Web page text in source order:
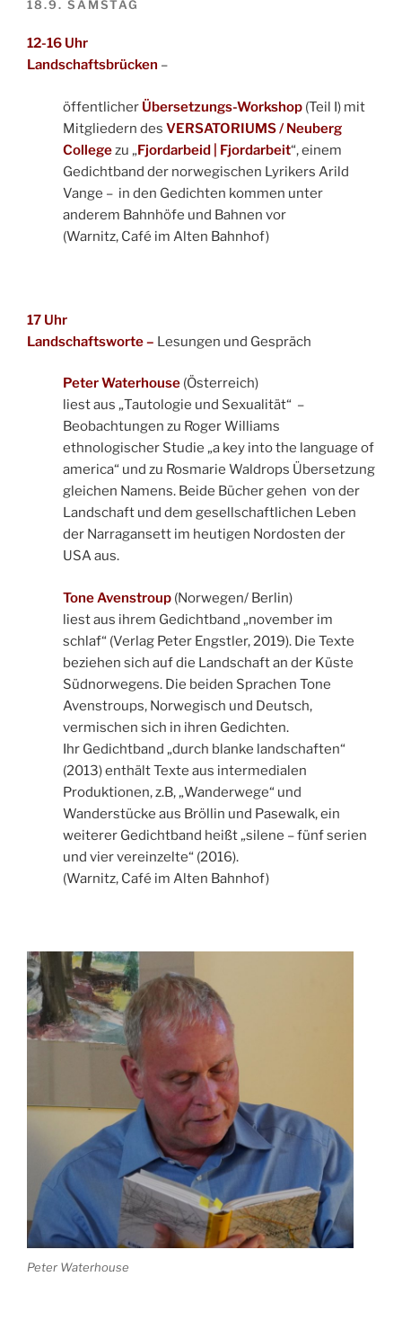
18.9. SAMSTAG
12-16 Uhr
Landschaftsbrücken –
öffentlicher Übersetzungs-Workshop (Teil I) mit
Mitgliedern des VERSATORIUMS/ Neuberg
Collegezu „Fjordarbeid | Fjordarbeit“, einem
Gedichtband der norwegischen Lyrikers Arild
Vange – in den Gedichten kommen unter
anderem Bahnhöfe und Bahnen vor
(Warnitz, Café im Alten Bahnhof)
17 Uhr
Landschaftsworte – Lesungen und Gespräch
Peter Waterhouse (Österreich)
liest aus „Tautologie und Sexualität“ –
Beobachtungen zu Roger Williams
ethnologischer Studie „a key into the language of
america“ und zu Rosmarie Waldrops Übersetzung
gleichen Namens. Beide Bücher gehen von der
Landschaft und dem gesellschaftlichen Leben
der Narragansett im heutigen Nordosten der
USA aus.
Tone Avenstroup (Norwegen/ Berlin)
liest aus ihrem Gedichtband „november im
schlaf“ (Verlag Peter Engstler, 2019). Die Texte
beziehen sich auf die Landschaft an der Küste
Südnorwegens. Die beiden Sprachen Tone
Avenstroups, Norwegisch und Deutsch,
vermischen sich in ihren Gedichten.
Ihr Gedichtband „durch blanke landschaften“
(2013) enthält Texte aus intermedialen
Produktionen, z.B, „Wanderwege“ und
Wanderstücke aus Bröllin und Pasewalk, ein
weiterer Gedichtband heißt „silene – fünf serien
und vier vereinzelte“ (2016).
(Warnitz, Café im Alten Bahnhof)
Peter Waterhouse